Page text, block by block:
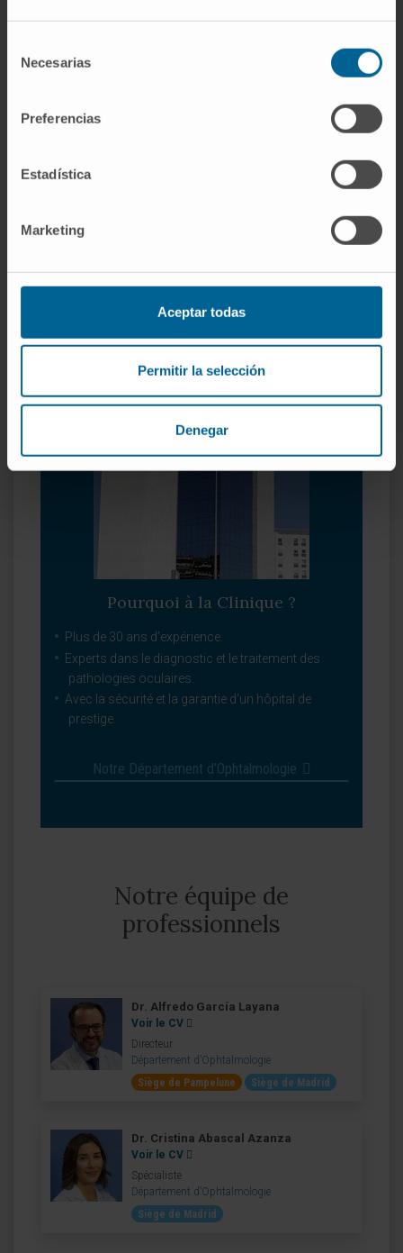
Necesarias
Preferencias
Estadística
Marketing
Aceptar todas
Permitir la selección
Denegar
globale et spécifique à chaque patient.
disposer d’un laboratoire de microchirurgie
Organisés en unités spécialisées
Cornée et surface oculaire
Rétine
Défauts de réfraction
Pourquoi à la Clinique ?
Plus de 30 ans d’expérience.
Experts dans le diagnostic et le traitement des
pathologies oculaires.
Avec la sécurité et la garantie d’un hôpital de
prestige.
Notre Département d’Ophtalmologie
Notre équipe de
professionnels
Dr. Alfredo García Layana
Voir le CV
Directeur
Département d’Ophtalmologie
Siège de Pampelune
Siège de Madrid
Dr. Cristina Abascal Azanza
Voir le CV
Spécialiste
Département d’Ophtalmologie
Siège de Madrid